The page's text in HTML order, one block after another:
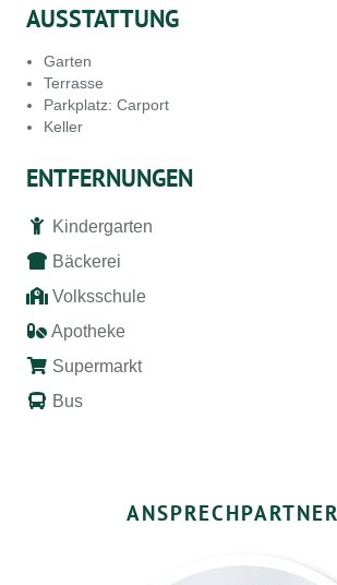
AUSSTATTUNG
Garten
Terrasse
Parkplatz: Carport
Keller
ENTFERNUNGEN
Kindergarten
Bäckerei
Volksschule
Apotheke
Supermarkt
Bus
ANSPRECHPARTNER